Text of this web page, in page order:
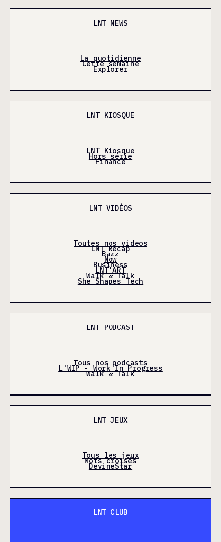
LNT NEWS
La quotidienne
Cette semaine
Explorer
LNT KIOSQUE
LNT Kiosque
Hors série
Finance
LNT VIDÉOS
Toutes nos videos
LNT Récap
Bazz
Now
Business
LNT'ART
Walk & Talk
She Shapes Tech
LNT PODCAST
Tous nos podcasts
L'WIP - Work In Progress
Walk & Talk
LNT JEUX
Tous les jeux
Mots croisés
DevineStar
LNT CLUB